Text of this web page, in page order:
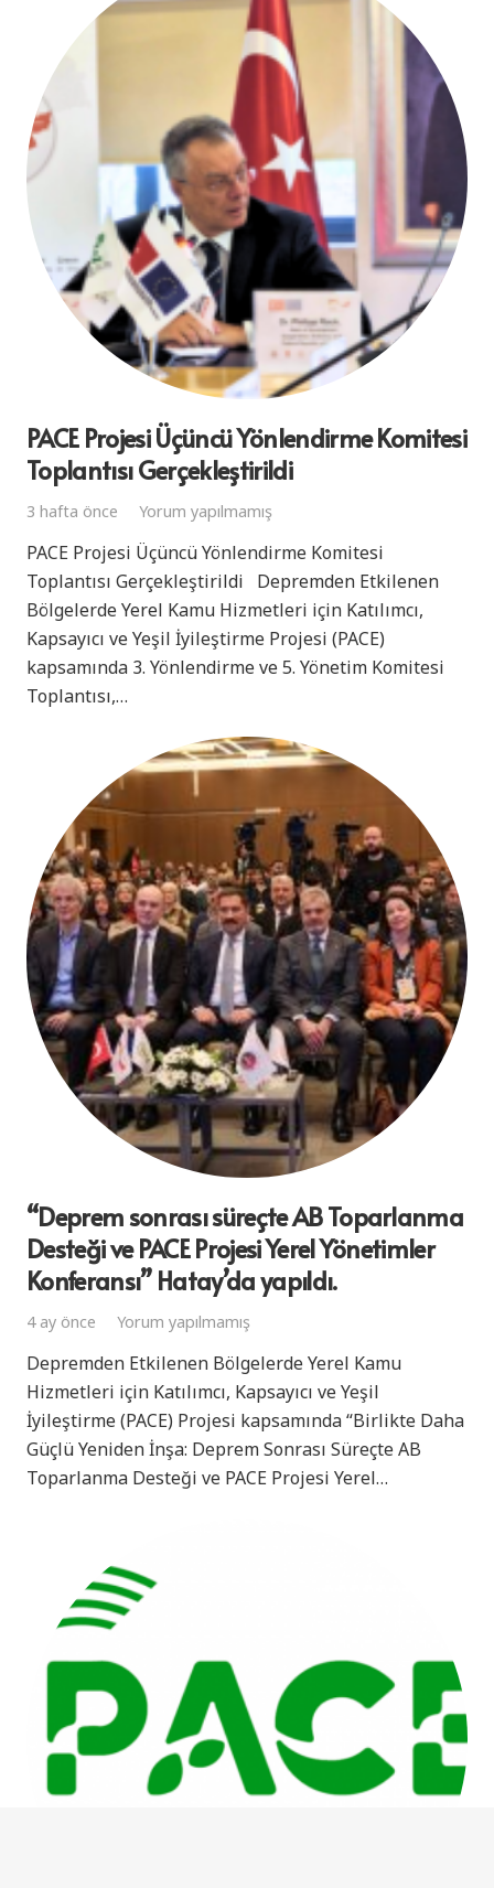
PACE Projesi Üçüncü Yönlendirme Komitesi
Toplantısı Gerçekleştirildi
3 hafta önce Yorum yapılmamış
PACE Projesi Üçüncü Yönlendirme Komitesi
Toplantısı Gerçekleştirildi Depremden Etkilenen
Bölgelerde Yerel Kamu Hizmetleri için Katılımcı,
Kapsayıcı ve Yeşil İyileştirme Projesi (PACE)
kapsamında 3. Yönlendirme ve 5. Yönetim Komitesi
Toplantısı,…
“Deprem sonrası süreçte AB Toparlanma
Desteği ve PACE Projesi Yerel Yönetimler
Konferansı” Hatay’da yapıldı.
4 ay önce Yorum yapılmamış
Depremden Etkilenen Bölgelerde Yerel Kamu
Hizmetleri için Katılımcı, Kapsayıcı ve Yeşil
İyileştirme (PACE) Projesi kapsamında “Birlikte Daha
Güçlü Yeniden İnşa: Deprem Sonrası Süreçte AB
Toparlanma Desteği ve PACE Projesi Yerel…